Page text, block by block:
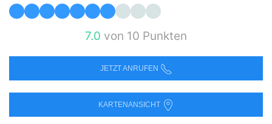
7.0 von 10 Punkten
JETZT ANRUFEN
KARTENANSICHT